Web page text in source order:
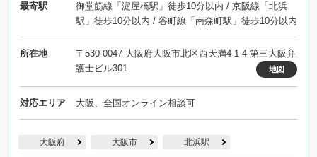
最寄駅
御堂筋線「淀屋橋駅」徒歩10分以内 / 京阪線「北浜
駅」徒歩10分以内 / 谷町線「南森町駅」徒歩10分以内
所在地
〒530-0047 大阪府大阪市北区西天満4-1-4 第三大阪弁
護士ビル301
地図
対応エリア 大阪、全国オンライン相談可
大阪府 大阪市 北浜駅